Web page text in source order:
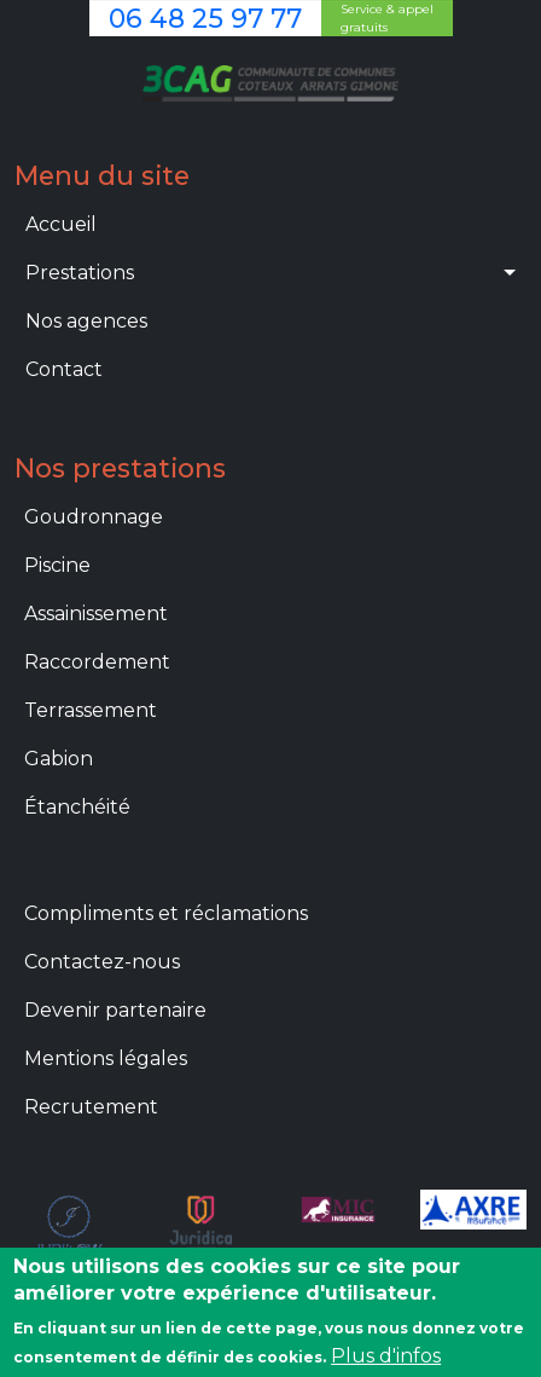
06 48 25 97 77
Service & appel
gratuits
Image
Menu du site
Main navigation
Accueil
Prestations
Nos agences
Contact
Nos prestations
Prestations
Goudronnage
Piscine
Assainissement
Raccordement
Terrassement
Gabion
Étanchéité
Menu footer info
Compliments et réclamations
Contactez-nous
Devenir partenaire
Mentions légales
Recrutement
Nous utilisons des cookies sur ce site pour
améliorer votre expérience d'utilisateur.
En cliquant sur un lien de cette page, vous nous donnez votre
consentement de définir des cookies. Plus d'infos